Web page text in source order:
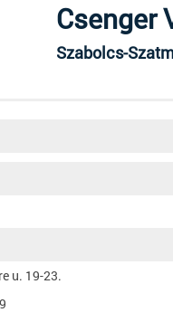
Csenger
Szabolcs-
u. 19-23.